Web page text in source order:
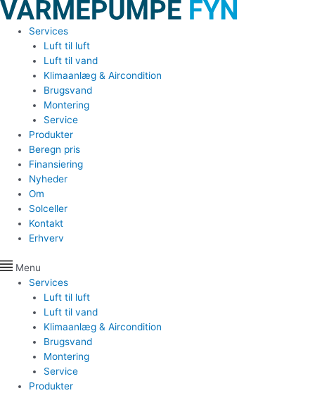
Gå
til
indholdetServices
Luft til luft
Luft til vand
Klimaanlæg & Aircondition
Brugsvand
Montering
Service
Produkter
Beregn pris
Finansiering
Nyheder
Om
Solceller
Kontakt
Erhverv
Menu
Services
Luft til luft
Luft til vand
Klimaanlæg & Aircondition
Brugsvand
Montering
Service
Produkter